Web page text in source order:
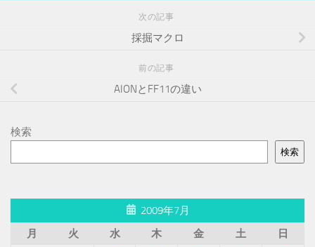
次の記事
採掘マクロ
前の記事
AIONとFF11の違い
検索
検索
2009年7月
月
火 水 木 金 土
日